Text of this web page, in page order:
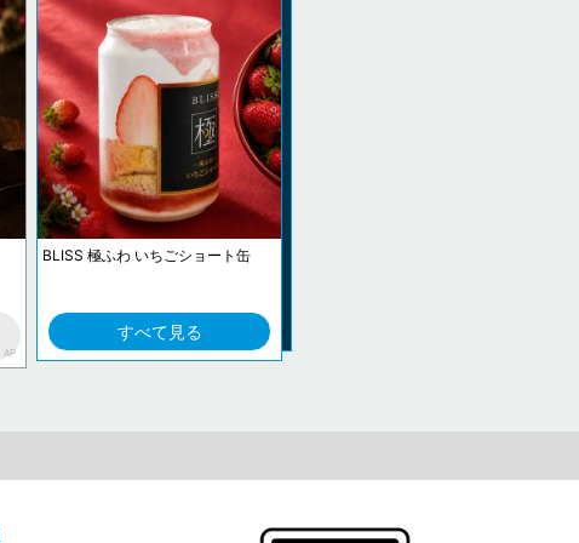
AP
BLISS 極ふわ いちごショート缶
すべて見る